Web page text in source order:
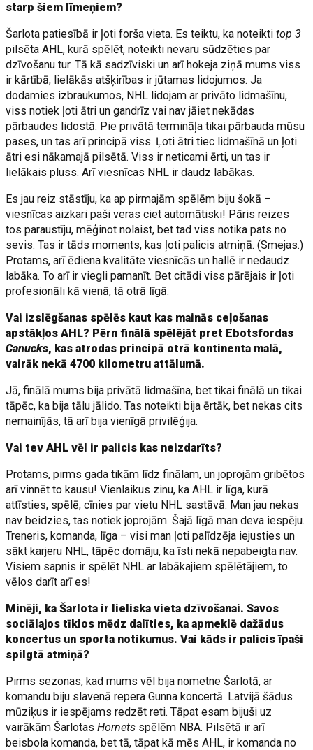
starp šiem līmeņiem?
Šarlota patiesībā ir ļoti forša vieta. Es teiktu, ka noteiktitop 3
pilsēta AHL, kurā spēlēt, noteikti nevaru sūdzēties par
dzīvošanu tur. Tā kā sadzīviski un arī hokeja ziņā mums viss
ir kārtībā, lielākās atšķirības ir jūtamas lidojumos. Ja
dodamies izbraukumos, NHL lidojam ar privāto lidmašīnu,
viss notiek ļoti ātri un gandrīz vai nav jāiet nekādas
pārbaudes lidostā. Pie privātā termināļa tikai pārbauda mūsu
pases, un tas arī principā viss. Ļoti ātri tiec lidmašīnā un ļoti
ātri esi nākamajā pilsētā. Viss ir neticami ērti, un tas ir
lielākais pluss. Arī viesnīcas NHL ir daudz labākas.
Es jau reiz stāstīju, ka ap pirmajām spēlēm biju šokā –
viesnīcas aizkari paši veras ciet automātiski! Pāris reizes
tos paraustīju, mēģinot nolaist, bet tad viss notika pats no
sevis. Tas ir tāds moments, kas ļoti palicis atmiņā. (Smejas.)
Protams, arī ēdiena kvalitāte viesnīcās un hallē ir nedaudz
labāka. To arī ir viegli pamanīt. Bet citādi viss pārējais ir ļoti
profesionāli kā vienā, tā otrā līgā.
Vai izslēgšanas spēlēs kaut kas mainās ceļošanas
apstākļos AHL? Pērn finālā spēlējāt pret Ebotsfordas
Canucks, kas atrodas principā otrā kontinenta malā,
vairāk nekā 4700 kilometru attālumā.
Jā, finālā mums bija privātā lidmašīna, bet tikai finālā un tikai
tāpēc, ka bija tālu jālido. Tas noteikti bija ērtāk, bet nekas cits
nemainījās, tā arī bija vienīgā privilēģija.
Vai tev AHL vēl ir palicis kas neizdarīts?
Protams, pirms gada tikām līdz finālam, un joprojām gribētos
arī vinnēt to kausu! Vienlaikus zinu, ka AHL ir līga, kurā
attīsties, spēlē, cīnies par vietu NHL sastāvā. Man jau nekas
nav beidzies, tas notiek joprojām. Šajā līgā man deva iespēju.
Treneris, komanda, līga – visi man ļoti palīdzēja iejusties un
sākt karjeru NHL, tāpēc domāju, ka īsti nekā nepabeigta nav.
Visiem sapnis ir spēlēt NHL ar labākajiem spēlētājiem, to
vēlos darīt arī es!
Minēji, ka Šarlota ir lieliska vieta dzīvošanai. Savos
sociālajos tīklos mēdz dalīties, ka apmeklē dažādus
koncertus un sporta notikumus. Vai kāds ir palicis īpaši
spilgtā atmiņā?
Pirms sezonas, kad mums vēl bija nometne Šarlotā, ar
komandu biju slavenā repera Gunna koncertā. Latvijā šādus
mūziķus ir iespējams redzēt reti. Tāpat esam bijuši uz
vairākām ŠarlotasHornets spēlēm NBA. Pilsētā ir arī
beisbola komanda, bet tā, tāpat kā mēs AHL, ir komanda no